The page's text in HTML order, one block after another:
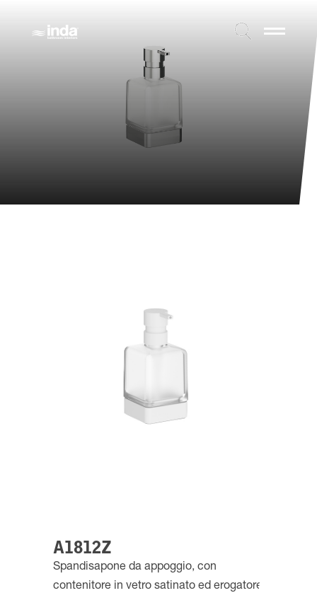
A1812Z
Spandisapone da appoggio, con
contenitore in vetro satinato ed erogatore